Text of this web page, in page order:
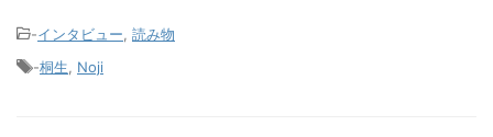
-インタビュー, 読み物
-桐生, Noji